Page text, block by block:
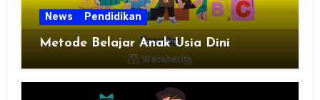
News Pendidikan
Metode Belajar Anak Usia Dini